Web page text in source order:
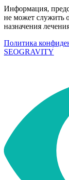
Информация,
не может служить
назначения
Политика
SEOGRAVITY